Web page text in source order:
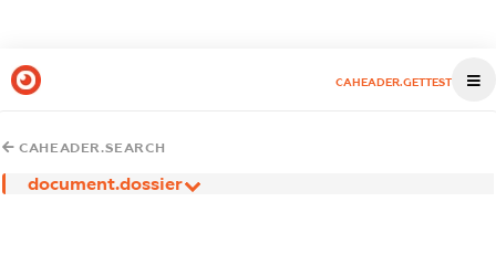
CAHEADER.GETTEST
CAHEADER.SEARCH
document.dossier